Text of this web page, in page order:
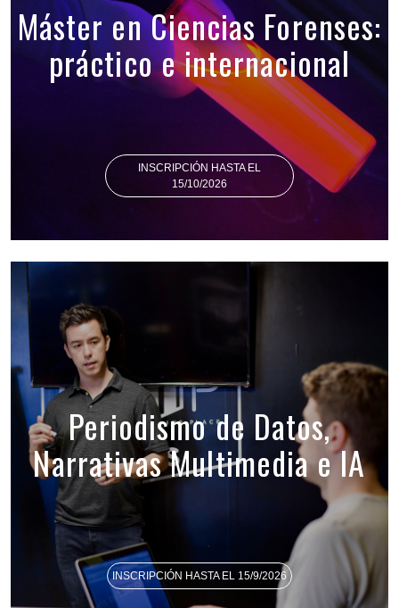
Máster en Ciencias Forenses:
práctico e internacional
INSCRIPCIÓN HASTA EL
15/10/2026
Periodismo de Datos,
Narrativas Multimedia e IA
INSCRIPCIÓN HASTA EL 15/9/2026